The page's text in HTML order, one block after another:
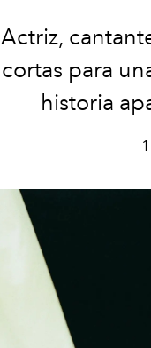
Actriz,
cortas para
historia